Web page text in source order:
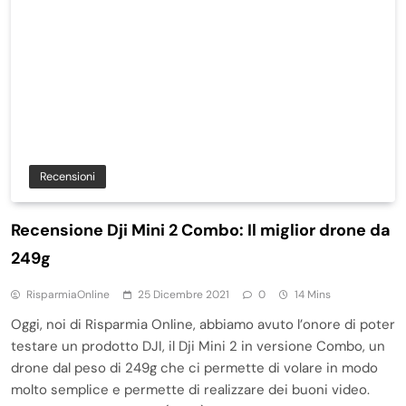
Recensioni
Recensione Dji Mini 2 Combo: Il miglior drone da
249g
RisparmiaOnline 25 Dicembre 2021 0 14 Mins
Oggi, noi di Risparmia Online, abbiamo avuto l’onore di poter
testare un prodotto DJI, il Dji Mini 2 in versione Combo, un
drone dal peso di 249g che ci permette di volare in modo
molto semplice e permette di realizzare dei buoni video.